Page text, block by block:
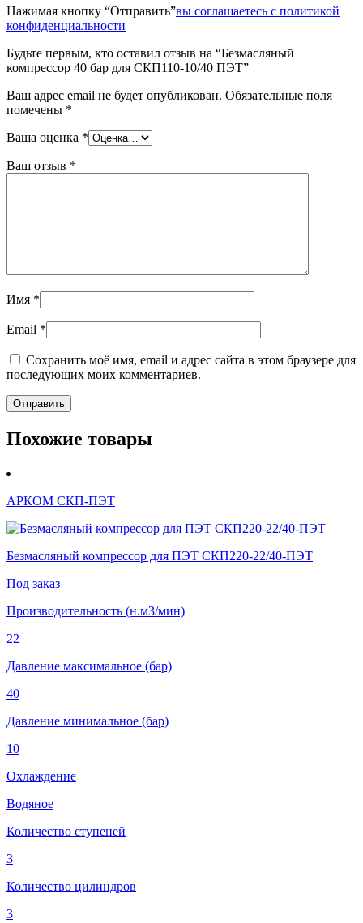
Нажимая кнопку “Отправить”вы соглашаетесь с политикой
конфиденциальности
Будьте первым, кто оставил отзыв на “Безмасляный
компрессор 40 бар для СКП110-10/40 ПЭТ”
Ваш адрес email не будет опубликован. Обязательные поля
помечены *
Ваша оценка *
Ваш отзыв *
Имя *
Email *
Сохранить моё имя, email и адрес сайта в этом браузере для
последующих моих комментариев.
Похожие товары
АРКОМ СКП-ПЭТ
Безмасляный компрессор для ПЭТ СКП220-22/40-ПЭТ
Под заказ
Производительность (н.м3/мин)
22
Давление максимальное (бар)
40
Давление минимальное (бар)
10
Охлаждение
Водяное
Количество ступеней
3
Количество цилиндров
3